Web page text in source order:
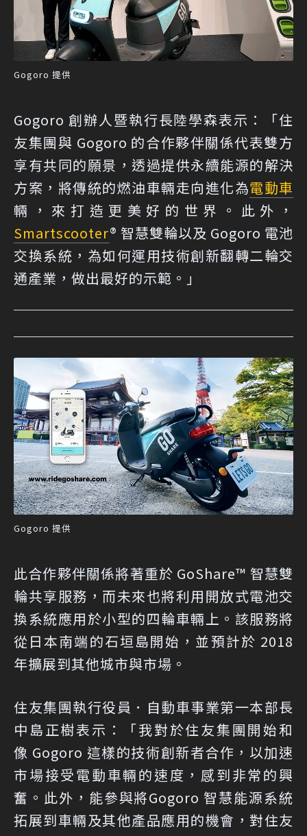
Gogoro 提供
Gogoro 創辦人暨執行長陸學森表示：「住
友集團與 Gogoro 的合作夥伴關係代表雙方
享有共同的願景，透過提供永續能源的解決
方案，將傳統的燃油車輛走向進化為電動車
輛，來打造更美好的世界。此外，
Smartscooter® 智慧雙輪以及 Gogoro 電池
交換系統，為如何運用技術創新翻轉二輪交
通產業，做出最好的示範。」
Gogoro 提供
此合作夥伴關係將著重於 GoShare™ 智慧雙
輪共享服務，而未來也將利用開放式電池交
換系統應用於小型的四輪車輛上。該服務將
從日本南端的石垣島開始，並預計於 2018
年擴展到其他城市與市場。
住友集團執行役員．自動車事業第一本部長
中島正樹表示：「我對於住友集團開始和
像 Gogoro 這樣的技術創新者合作，以加速
市場接受電動車輛的速度，感到非常的興
奮。此外，能參與將Gogoro 智慧能源系統
拓展到車輛及其他產品應用的機會，對住友